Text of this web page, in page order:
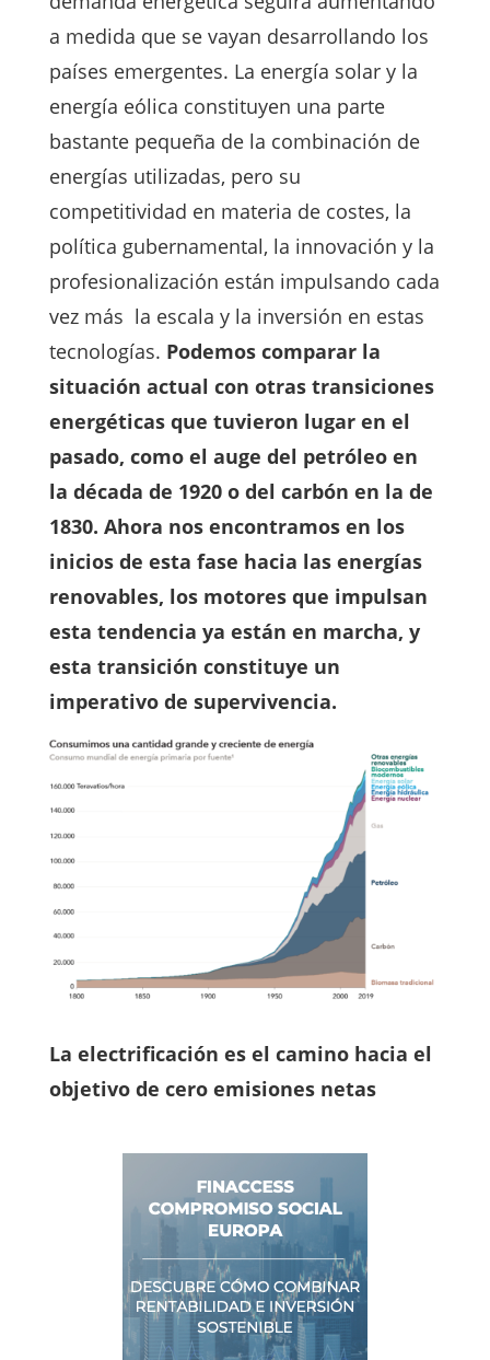
a medida que se vayan desarrollando los
países emergentes. La energía solar y la
energía eólica constituyen una parte
bastante pequeña de la combinación de
energías utilizadas, pero su
competitividad en materia de costes, la
política gubernamental, la innovación y la
profesionalización están impulsando cada
vez más la escala y la inversión en estas
tecnologías. Podemos comparar la
situación actual con otras transiciones
energéticas que tuvieron lugar en el
pasado, como el auge del petróleo en
la década de 1920 o del carbón en la de
1830. Ahora nos encontramos en los
inicios de esta fase hacia las energías
renovables, los motores que impulsan
esta tendencia ya están en marcha, y
esta transición constituye un
imperativo de supervivencia.
La electrificación es el camino hacia el
objetivo de cero emisiones netas